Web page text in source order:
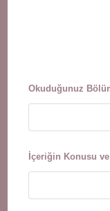
Okuduğunuz
İçeriğin Konusu